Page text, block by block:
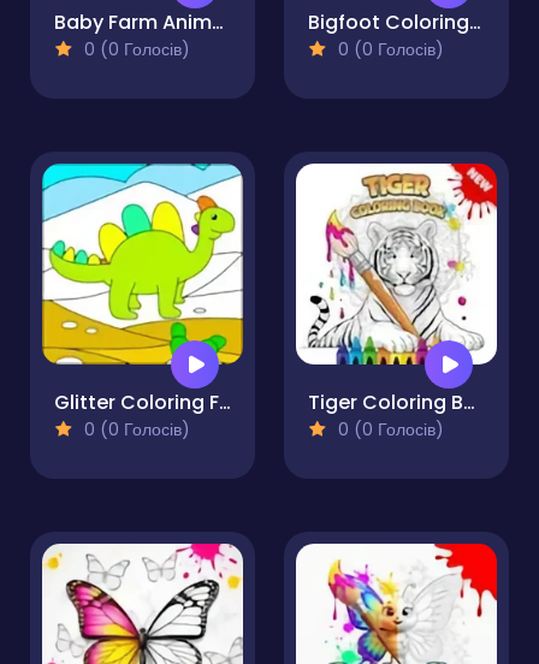
Baby Farm Animals Coloring Book for Kids
0 (0 Голосів)
Bigfoot Coloring Book
0 (0 Голосів)
Glitter Coloring For Kids
0 (0 Голосів)
Tiger Coloring Book
0 (0 Голосів)